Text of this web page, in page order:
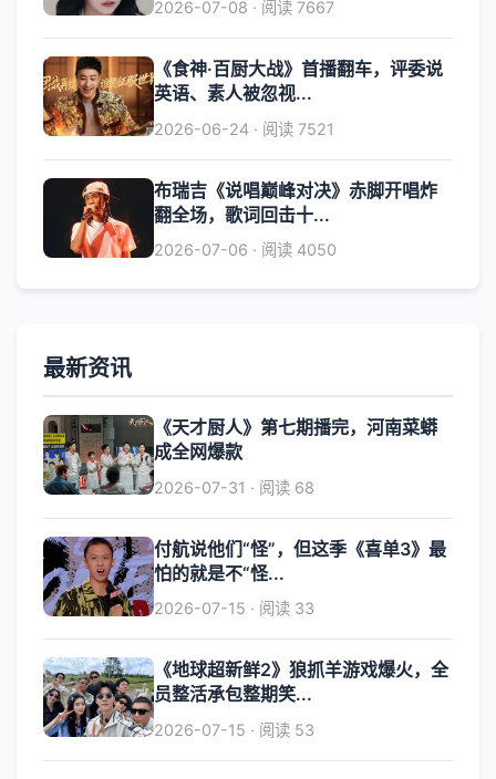
2026-07-08 · 阅读 7667
《食神·百厨大战》首播翻车，评委说
英语、素人被忽视...
2026-06-24 · 阅读 7521
布瑞吉《说唱巅峰对决》赤脚开唱炸
翻全场，歌词回击十...
2026-07-06 · 阅读 4050
最新资讯
《天才厨人》第七期播完，河南菜蟒
成全网爆款
2026-07-31 · 阅读 68
付航说他们“怪”，但这季《喜单3》最
怕的就是不“怪...
2026-07-15 · 阅读 33
《地球超新鲜2》狼抓羊游戏爆火，全
员整活承包整期笑...
2026-07-15 · 阅读 53